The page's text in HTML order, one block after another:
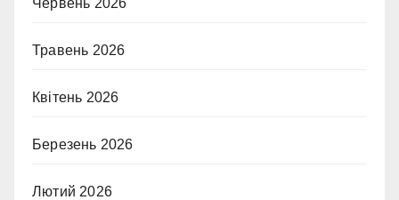
Травень 2026
Квітень 2026
Березень 2026
Лютий 2026